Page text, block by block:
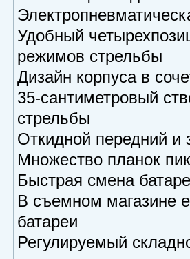
Удобный
режимов стрельбы
Дизайн корпуса в
35-сантиметровый
стрельбы
Откидной передний и
Множество планок
Быстрая смена
В съемном магазине
батареи
Регулируемый